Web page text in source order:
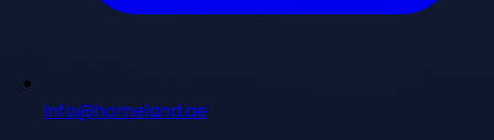
info@homeland.ae